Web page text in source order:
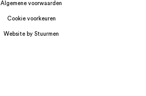
Algemene voorwaarden
Cookie voorkeuren
Website by Stuurmen